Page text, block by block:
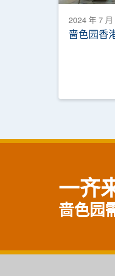
2024 年 7 月
啬色园香
一齐
啬色园